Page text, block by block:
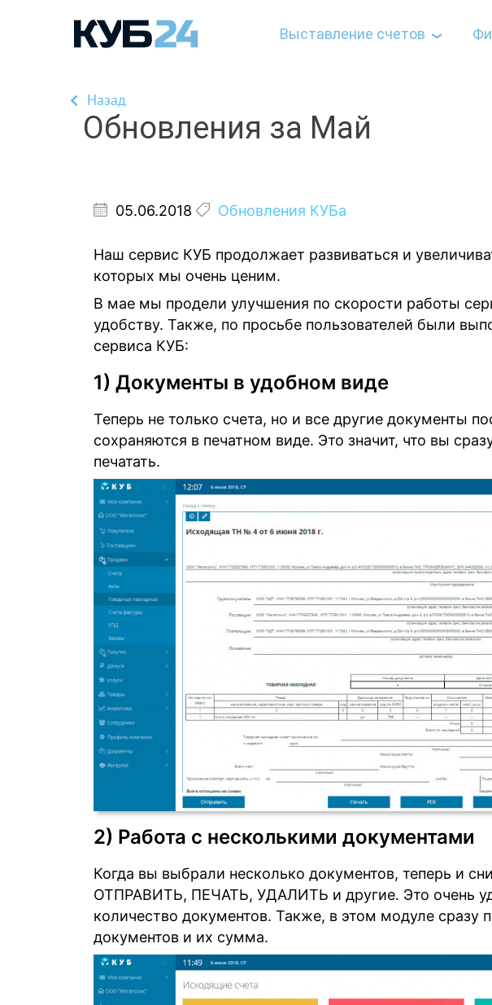
Выставление счетов
Назад
Обновления за Май
05.06.2018 Обновления КУБа
Наш сервис КУБ продолжает развиваться и
которых мы очень ценим.
В мае мы продели улучшения по скорости работы
удобству. Также, по просьбе пользователей были
сервиса КУБ:
1) Документы в удобном виде
Теперь не только счета, но и все другие документы
сохраняются в печатном виде. Это значит, что вы
печатать.
2) Работа с несколькими документами
Когда вы выбрали несколько документов, теперь и
ОТПРАВИТЬ, ПЕЧАТЬ, УДАЛИТЬ и другие. Это очень
количество документов. Также, в этом модуле сразу
документов и их сумма.